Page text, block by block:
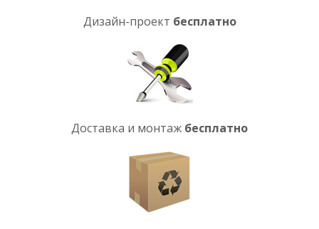
Дизайн-проект бесплатно
Доставка и монтаж бесплатно